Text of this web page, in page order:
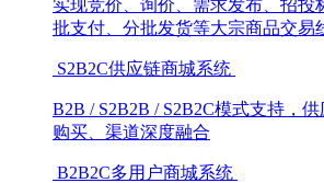
实现竞价、询价、需求发布、招投
批支付、分批发货等大宗商品交易
S2B2C供应链商城系统
B2B / S2B2B / S2B2C模式支持，
购买、渠道深度融合
B2B2C多用户商城系统